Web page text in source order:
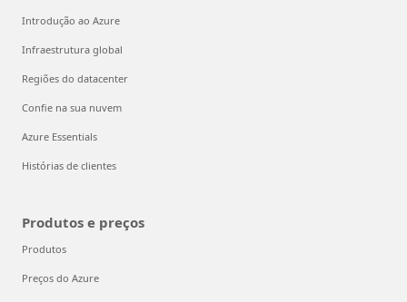
Introdução ao Azure
Infraestrutura global
Regiões do datacenter
Confie na sua nuvem
Azure Essentials
Histórias de clientes
Produtos e preços
Produtos
Preços do Azure